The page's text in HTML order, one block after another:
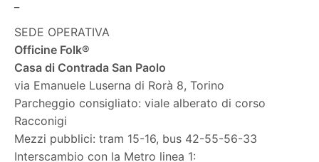
SEDE OPERATIVA
Officine Folk®
Casa di Contrada San Paolo
via Emanuele Luserna di Rorà 8, Torino
Parcheggio consigliato: viale alberato di corso
Racconigi
Mezzi pubblici: tram 15-16, bus 42-55-56-33
Interscambio con la Metro linea 1: